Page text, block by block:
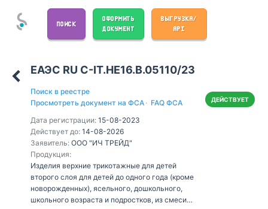
ПОИСК
ОФОРМИТЬ
ДОКУМЕНТ
ВЫГРУЗКА/
API
ЕАЭС RU С-IT.НЕ16.В.05110/23
Поиск в реестре
Просмотреть документ на ФСА · FAQ ФСА
Дата регистрации: 15-08-2023
Действует до: 14-08-2026
Заявитель: ООО "ИЧ ТРЕЙД"
Продукция:
Изделия верхние трикотажные для детей
второго слоя для детей до одного года (кроме
новорожденных), ясельного, дошкольного,
школьного возраста и подростков, из смеси
ДЕЙСТВУЕТ